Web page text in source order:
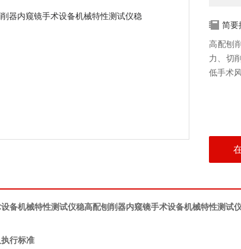
简要
高配刨
力、切
低手术
备机械特性测试仪稳高配刨削器内窥镜手术设备机械特性测试
行标准